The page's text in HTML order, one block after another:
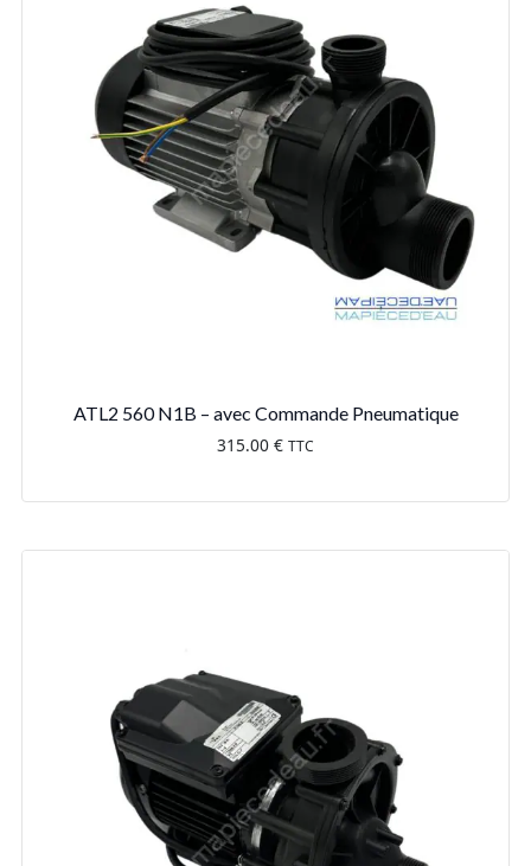
ATL2 560 N1B – avec Commande Pneumatique
315.00 € TTC